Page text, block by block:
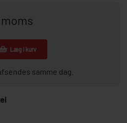
Læg i kurv
samme dag.